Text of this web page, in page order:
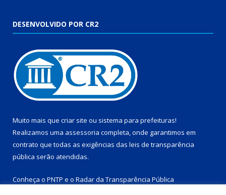
DESENVOLVIDO POR CR2
Muito mais que criar site ou sistema para prefeituras!
Realizamos uma assessoria completa, onde garantimos em
contrato que todas as exigências das leis de transparência
pública serão atendidas.
Conheça o PNTP e o Radar da Transparência Pública